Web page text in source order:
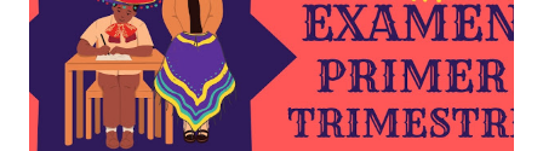
emprender para apropiarse y resignificar el Plan de
Estudio dentro y fuera de este espacio. En esta Primera
Sesión Ordinaria se les invita a que reflexionen y acuerden
posibles acciones a realizar colaborativamente en la escuela